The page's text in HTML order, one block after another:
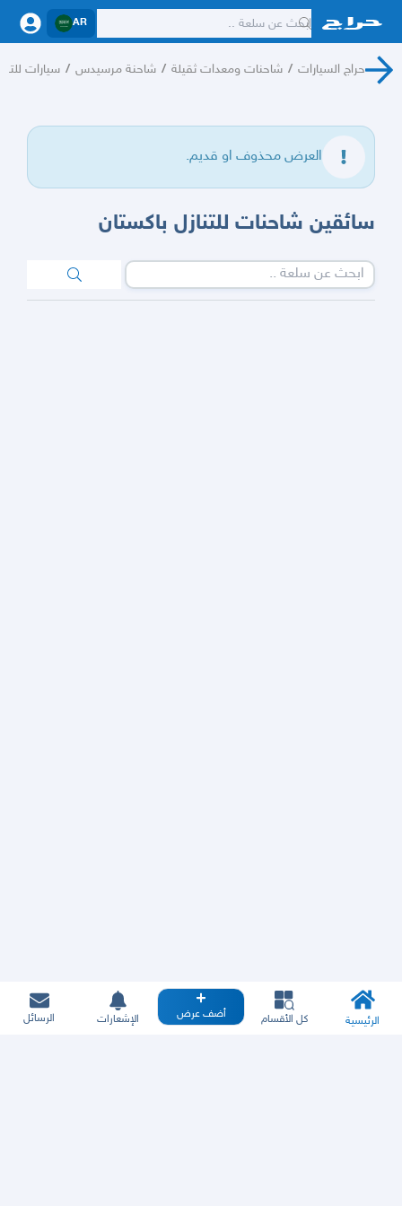
AR
حراج السيارات / شاحنات ومعدات ثقيلة / شاحنة مرسيدس / سيارات
العرض محذوف او قديم.
سائقين شاحنات للتنازل باكستان
الرئيسية كل الأقسام أضف عرض الإشعارات الرسائل